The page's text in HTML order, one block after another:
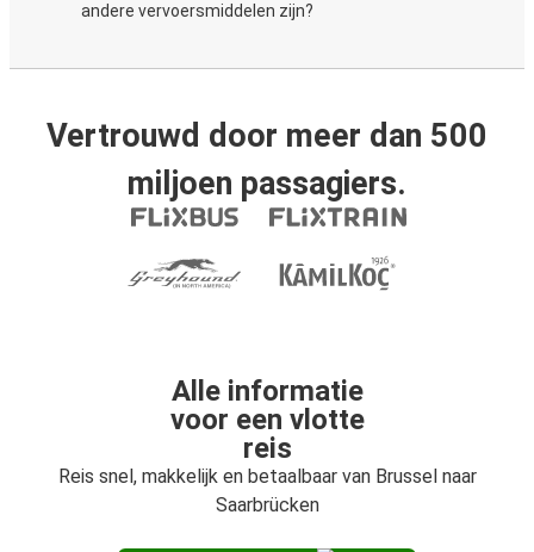
andere vervoersmiddelen zijn?
Vertrouwd door meer dan 500
miljoen passagiers.
Alle informatie
voor een vlotte
reis
Reis snel, makkelijk en betaalbaar van Brussel naar
Saarbrücken